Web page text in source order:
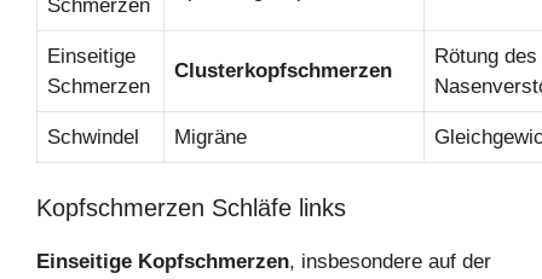
Schmerzen
Einseitige
Schmerzen
Clusterkopfschmerzen
Rötung
Schwindel Migräne
Kopfschmerzen Schläfe links
Einseitige Kopfschmerzen, insbesondere auf der